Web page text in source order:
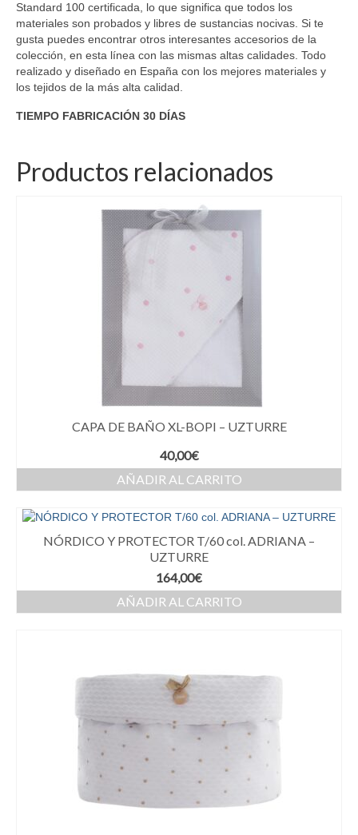
Standard 100 certificada, lo que significa que todos los
materiales son probados y libres de sustancias nocivas. Si te
gusta puedes encontrar otros interesantes accesorios de la
colección, en esta línea con las mismas altas calidades. Todo
realizado y diseñado en España con los mejores materiales y
los tejidos de la más alta calidad.
TIEMPO FABRICACIÓN 30 DÍAS
Productos relacionados
CAPA DE BAÑO XL-BOPI – UZTURRE
40,00€
AÑADIR AL CARRITO
NÓRDICO Y PROTECTOR T/60 col. ADRIANA –
UZTURRE
164,00€
AÑADIR AL CARRITO